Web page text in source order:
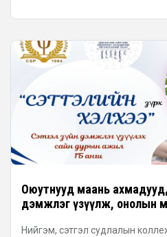
Оюутнууд маань
дэмжлэг үзүүлж, онолын
Нийгэм, сэтгэл судлалын